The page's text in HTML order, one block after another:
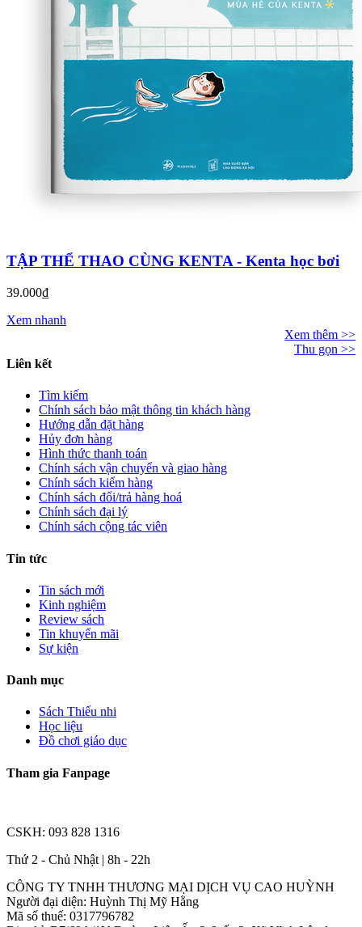
TẬP THỂ THAO CÙNG KENTA - Kenta học bơi
39.000₫
Xem nhanh
Xem thêm >>
Thu gọn >>
Liên kết
Tìm kiếm
Chính sách bảo mật thông tin khách hàng
Hướng dẫn đặt hàng
Hủy đơn hàng
Hình thức thanh toán
Chính sách vận chuyển và giao hàng
Chính sách kiểm hàng
Chính sách đổi/trả hàng hoá
Chính sách đại lý
Chính sách cộng tác viên
Tin tức
Tin sách mới
Kinh nghiệm
Review sách
Tin khuyến mãi
Sự kiện
Danh mục
Sách Thiếu nhi
Học liệu
Đồ chơi giáo dục
Tham gia Fanpage
CSKH: 093 828 1316
Thứ 2 - Chủ Nhật | 8h - 22h
CÔNG TY TNHH THƯƠNG MẠI DỊCH VỤ CAO HUỲNH
Người đại diện: Huỳnh Thị Mỹ Hằng
Mã số thuế: 0317796782